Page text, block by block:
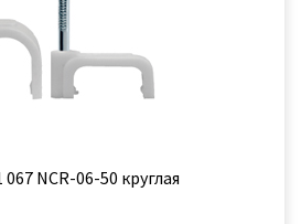
NCR-06-50 круглая